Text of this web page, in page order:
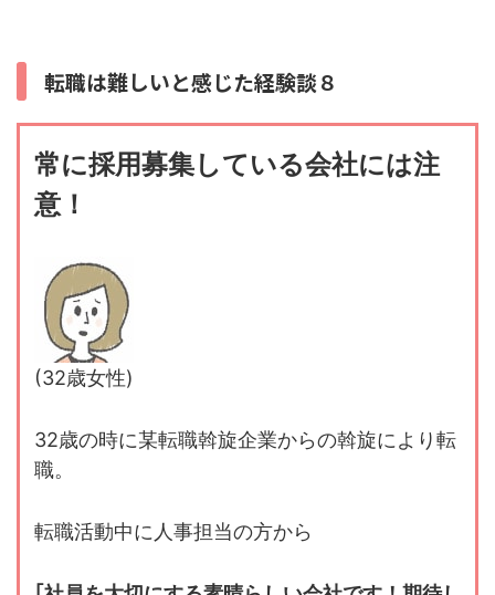
転職は難しいと感じた経験談８
常に採用募集している会社には注
意！
(32歳女性)
32歳の時に某転職斡旋企業からの斡旋により転
職。
転職活動中に人事担当の方から